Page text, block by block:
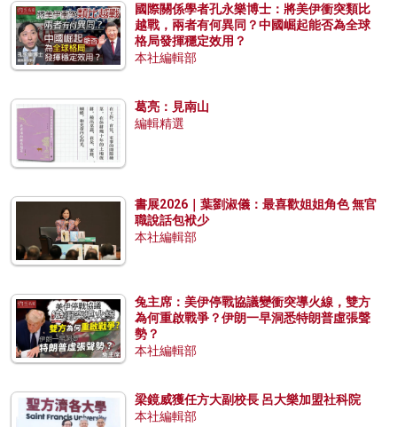
國際關係學者孔永樂博士：將美伊衝突類比
越戰，兩者有何異同？中國崛起能否為全球
格局發揮穩定效用？
本社編輯部
葛亮：見南山
編輯精選
書展2026｜葉劉淑儀：最喜歡姐姐角色 無官
職說話包袱少
本社編輯部
兔主席：美伊停戰協議變衝突導火線，雙方
為何重啟戰爭？伊朗一早洞悉特朗普虛張聲
勢？
本社編輯部
梁鏡威獲任方大副校長 呂大樂加盟社科院
本社編輯部